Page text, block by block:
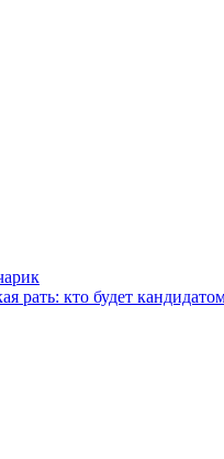
рать: кто будет